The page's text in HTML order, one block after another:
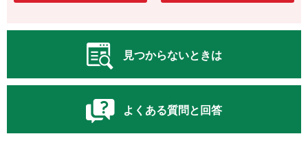
見つからないときは
よくある質問と回答